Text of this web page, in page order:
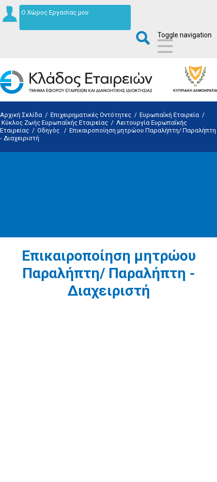
Ο Χώρος Εργασίας μου
Toggle navigation
Αρχική Σελίδα / Επιχειρηματικές Οντότητες / Ευρωπαΐκή Εταιρεία /
Κύκλος Ζωής Ευρωπαΐκής Εταιρείας / Λειτουργία Ευρωπαΐκής
Εταιρείας / Οδηγός / Επικαιροποίηση μητρώου Παραλήπτη/ Παραλήπτη
- Διαχειριστή
Επικαιροποίηση μητρώου
Παραλήπτη/ Παραλήπτη -
Διαχειριστή